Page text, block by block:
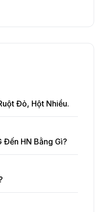
Đỏ, Hột Nhiều.
Đến HN Bằng Gì?